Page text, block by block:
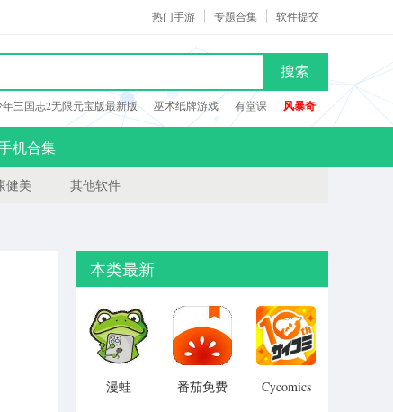
软件提交
专题合集
热门手游
搜索
年三国志2无限元宝版最新版 巫术纸牌游戏 有堂课
风暴奇
机合集
健美 其他软件
本类最新
漫蛙
番茄免费
Cycomics